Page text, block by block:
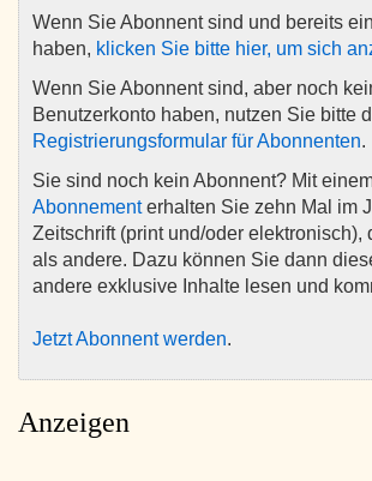
Wenn Sie Abonnent sind und bereits
haben, klicken Sie bitte hier, um sich
Wenn Sie Abonnent sind, aber noch
Benutzerkonto haben, nutzen Sie bitte
Registrierungsformular für Abonnenten.
Sie sind noch kein Abonnent? Mit
Abonnementerhalten Sie zehn Mal im
Zeitschrift (print und/oder elektronisch),
als andere. Dazu können Sie dann
andere exklusive Inhalte lesen und
Jetzt Abonnent werden.
Anzeigen